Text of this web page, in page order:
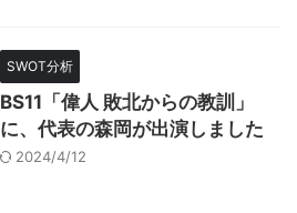
SWOT分析
BS11「偉人 敗北からの教訓」
に、代表の森岡が出演しました
2024/4/12